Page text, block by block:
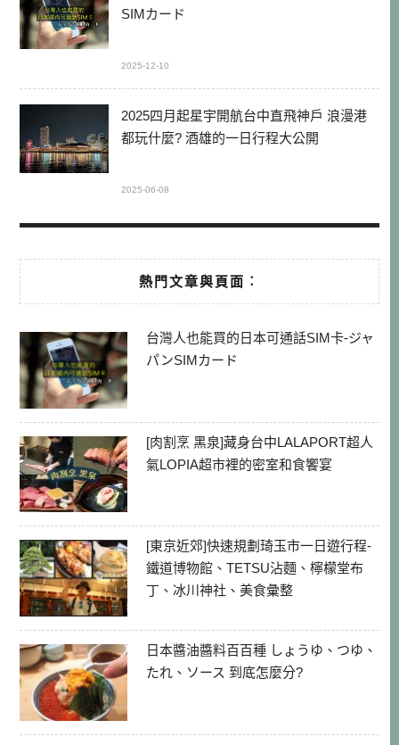
SIMカード
2025-12-10
2025四月起星宇開航台中直飛神戶 浪漫港
都玩什麼? 酒雄的一日行程大公開
2025-06-08
熱門文章與頁面︰
台灣人也能買的日本可通話SIM卡-ジャ
パンSIMカード
[肉割烹 黑泉]藏身台中LALAPORT超人
氣LOPIA超市裡的密室和食饗宴
[東京近郊]快速規劃琦玉市一日遊行程-
鐵道博物館、TETSU沾麵、檸檬堂布
丁、冰川神社、美食彙整
日本醬油醬料百百種 しょうゆ、つゆ、
たれ、ソース 到底怎麼分?